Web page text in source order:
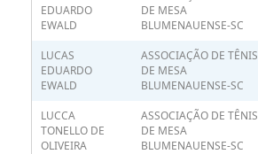
EDUARDO
EWALD
DE MESA
BLUMENAUENSE-SC
LUCAS
EDUARDO
EWALD
ASSOCIAÇÃO DE TÊNIS
DE MESA
BLUMENAUENSE-SC
LUCCA
TONELLO DE
OLIVEIRA
ASSOCIAÇÃO DE TÊNIS
DE MESA
BLUMENAUENSE-SC